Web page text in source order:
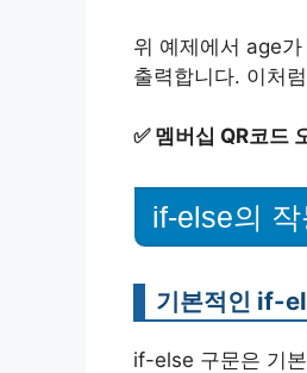
위 예제에서 age가
출력합니다. 이처
✅ 멤버십 QR코드
if-else의 작
기본적인 if-
if-else 구문은 기